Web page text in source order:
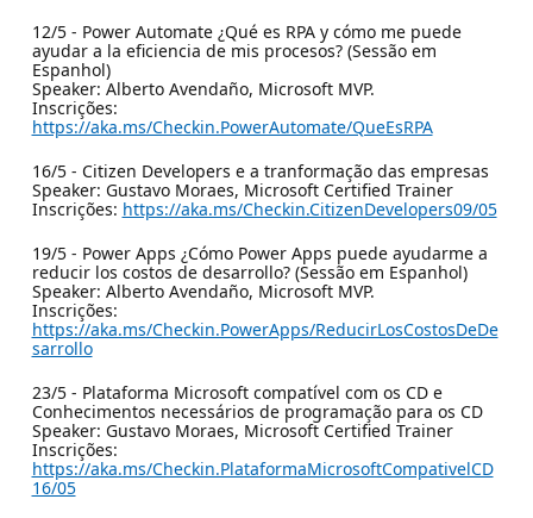
12/5 - Power Automate ¿Qué es RPA y cómo me puede
ayudar a la eficiencia de mis procesos? (Sessão em
Espanhol)
Speaker: Alberto Avendaño, Microsoft MVP.
Inscrições:
https://aka.ms/Checkin.PowerAutomate/QueEsRPA
16/5 - Citizen Developers e a tranformação das empresas
Speaker: Gustavo Moraes, Microsoft Certified Trainer
Inscrições: https://aka.ms/Checkin.CitizenDevelopers09/05
19/5 - Power Apps ¿Cómo Power Apps puede ayudarme a
reducir los costos de desarrollo? (Sessão em Espanhol)
Speaker: Alberto Avendaño, Microsoft MVP.
Inscrições:
https://aka.ms/Checkin.PowerApps/ReducirLosCostosDeDe
sarrollo
23/5 - Plataforma Microsoft compatível com os CD e
Conhecimentos necessários de programação para os CD
Speaker: Gustavo Moraes, Microsoft Certified Trainer
Inscrições:
https://aka.ms/Checkin.PlataformaMicrosoftCompativelCD
16/05